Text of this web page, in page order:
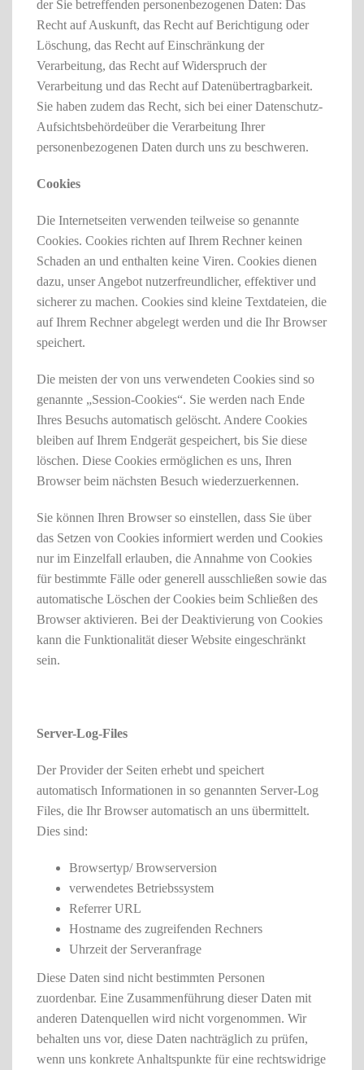
der Sie betreffenden personenbezogenen Daten: Das
Recht auf Auskunft, das Recht auf Berichtigung oder
Löschung, das Recht auf Einschränkung der
Verarbeitung, das Recht auf Widerspruch der
Verarbeitung und das Recht auf Datenübertragbarkeit.
Sie haben zudem das Recht, sich bei einer Datenschutz-
Aufsichtsbehördeüber die Verarbeitung Ihrer
personenbezogenen Daten durch uns zu beschweren.
Cookies
Die Internetseiten verwenden teilweise so genannte
Cookies. Cookies richten auf Ihrem Rechner keinen
Schaden an und enthalten keine Viren. Cookies dienen
dazu, unser Angebot nutzerfreundlicher, effektiver und
sicherer zu machen. Cookies sind kleine Textdateien, die
auf Ihrem Rechner abgelegt werden und die Ihr Browser
speichert.
Die meisten der von uns verwendeten Cookies sind so
genannte „Session-Cookies“. Sie werden nach Ende
Ihres Besuchs automatisch gelöscht. Andere Cookies
bleiben auf Ihrem Endgerät gespeichert, bis Sie diese
löschen. Diese Cookies ermöglichen es uns, Ihren
Browser beim nächsten Besuch wiederzuerkennen.
Sie können Ihren Browser so einstellen, dass Sie über
das Setzen von Cookies informiert werden und Cookies
nur im Einzelfall erlauben, die Annahme von Cookies
für bestimmte Fälle oder generell ausschließen sowie das
automatische Löschen der Cookies beim Schließen des
Browser aktivieren. Bei der Deaktivierung von Cookies
kann die Funktionalität dieser Website eingeschränkt
sein.
Server-Log-Files
Der Provider der Seiten erhebt und speichert
automatisch Informationen in so genannten Server-Log
Files, die Ihr Browser automatisch an uns übermittelt.
Dies sind:
Browsertyp/ Browserversion
verwendetes Betriebssystem
Referrer URL
Hostname des zugreifenden Rechners
Uhrzeit der Serveranfrage
Diese Daten sind nicht bestimmten Personen
zuordenbar. Eine Zusammenführung dieser Daten mit
anderen Datenquellen wird nicht vorgenommen. Wir
behalten uns vor, diese Daten nachträglich zu prüfen,
wenn uns konkrete Anhaltspunkte für eine rechtswidrige